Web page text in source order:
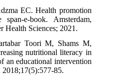
6. Edelman CL, Kudzma EC. Health
throughout the life span-e-book.
Netherlands: Elsevier Health Sciences;
7. Hemati M, Akbartabar Toori M,
Behroozpour A. Increasing nutritional
teachers: the effect of an educational
[in Persian]. Payesh. 2018;17(5):577-85.